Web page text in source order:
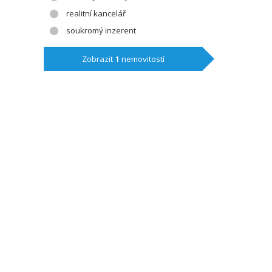
realitní kancelář
soukromý inzerent
Zobrazit 1 nemovitostí